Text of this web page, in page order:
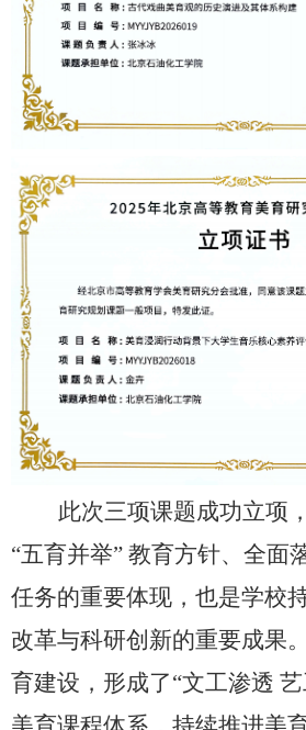
此次三项课题成功立项
“五育并举” 教育方针、全面
任务的重要体现，也是学校
改革与科研创新的重要成果
育建设，形成了“文工渗透